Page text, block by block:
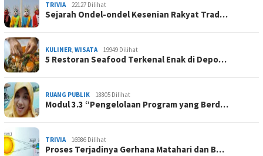
TRIVIA 22127 Dilihat
Sejarah Ondel-ondel Kesenian Rakyat Trad…
KULINER, WISATA 19949 Dilihat
5 Restoran Seafood Terkenal Enak di Depo…
RUANG PUBLIK 18805 Dilihat
Modul 3.3 “Pengelolaan Program yang Berd…
TRIVIA 16986 Dilihat
Proses Terjadinya Gerhana Matahari dan B…